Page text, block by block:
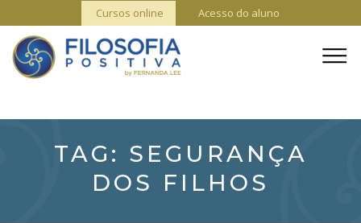
Cursos online Acesso do aluno
TAG: SEGURANÇA
DOS FILHOS